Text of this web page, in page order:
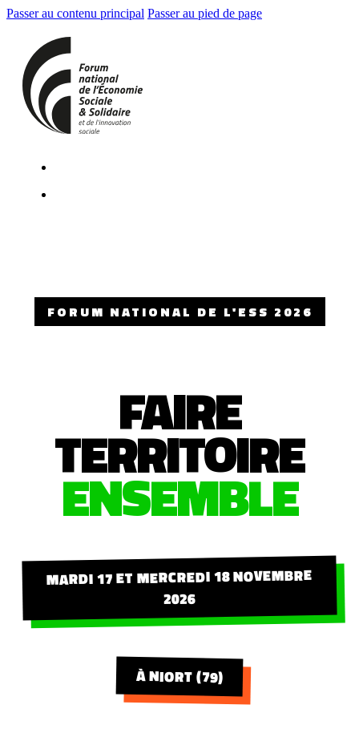
Passer au contenu principal Passer au pied de page
FORUM NATIONAL DE L'ESS 2026
FAIRE
TERRITOIRE
ENSEMBLE
MARDI 17 ET MERCREDI 18 NOVEMBRE
2026
À NIORT (79)